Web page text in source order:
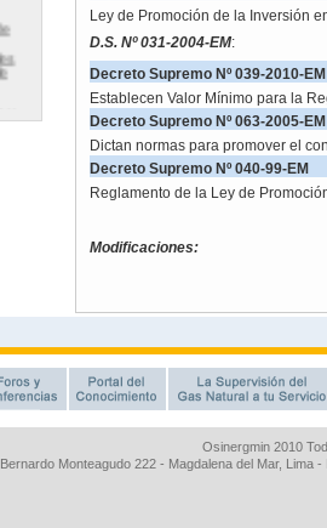
Osinergmin 2010
Bernardo Monteagudo 222 - Magdalena del Mar, Lima